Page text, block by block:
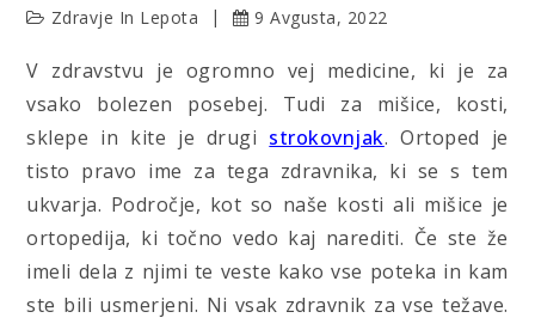
Zdravje In Lepota 9 Avgusta, 2022
V zdravstvu je ogromno vej medicine, ki je za
vsako bolezen posebej. Tudi za mišice, kosti,
sklepe in kite je drugi strokovnjak. Ortoped je
tisto pravo ime za tega zdravnika, ki se s tem
ukvarja. Področje, kot so naše kosti ali mišice je
ortopedija, ki točno vedo kaj narediti. Če ste že
imeli dela z njimi te veste kako vse poteka in kam
ste bili usmerjeni. Ni vsak zdravnik za vse težave.